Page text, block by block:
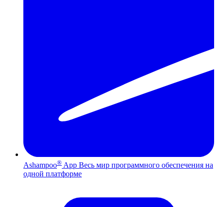
Ashampoo® App Весь мир программного обеспечения на
одной платформе